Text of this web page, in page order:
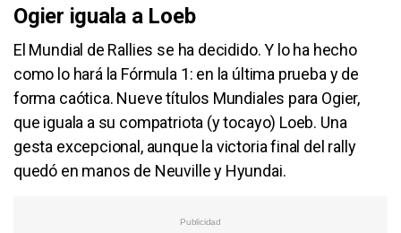
Ogier iguala a Loeb
El Mundial de Rallies se ha decidido. Y lo ha hecho
como lo hará la Fórmula 1: en la última prueba y de
forma caótica. Nueve títulos Mundiales para Ogier,
que iguala a su compatriota (y tocayo) Loeb. Una
gesta excepcional, aunque la victoria final del rally
quedó en manos de Neuville y Hyundai.